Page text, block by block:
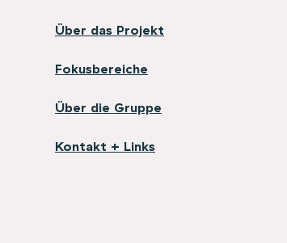
Über das Projekt
Fokusbereiche
Über die Gruppe
Kontakt + Links